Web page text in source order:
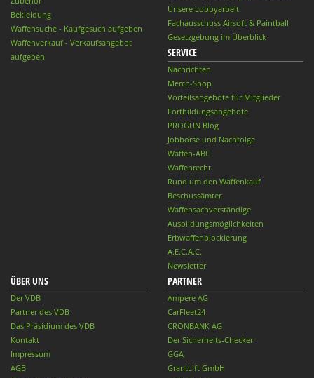
Bekleidung
Waffensuche - Kaufgesuch aufgeben
Waffenverkauf - Verkaufsangebot
aufgeben
Unsere Lobbyarbeit
Fachausschuss Airsoft & Paintball
Gesetzgebung im Überblick
SERVICE
Nachrichten
Merch-Shop
Vorteilsangebote für Mitglieder
Fortbildungsangebote
PROGUN Blog
Jobbörse und Nachfolge
Waffen-ABC
Waffenrecht
Rund um den Waffenkauf
Beschussämter
Waffensachverständige
Ausbildungsmöglichkeiten
Erbwaffenblockierung
A.E.C.A.C.
Newsletter
ÜBER UNS
Der VDB
Partner des VDB
Das Präsidium des VDB
Kontakt
Impressum
AGB
PARTNER
Ampere AG
CarFleet24
CRONBANK AG
Der Sicherheits-Checker
GGA
GrantLift GmbH